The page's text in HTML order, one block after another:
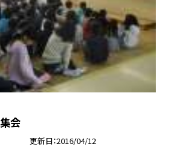
会
更新日 2016/04/12